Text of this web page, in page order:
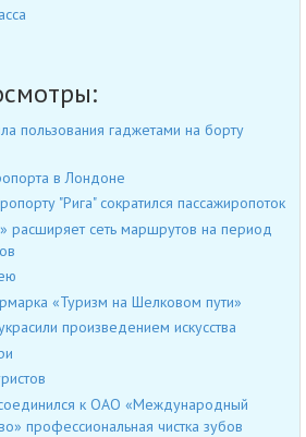
пользования гаджетами на борту
в Лондоне
"Рига" сократился пассажиропоток
расширяет сеть маршрутов на период
«Туризм на Шелковом пути»
произведением искусства
к ОАО «Международный
профессиональная чистка зубов